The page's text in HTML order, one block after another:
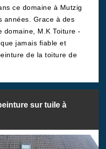
ce domaine à Mutzig
années. Grace à des
domaine, M.K Toiture -
jamais fiable et
de la toiture de
sur tuile à